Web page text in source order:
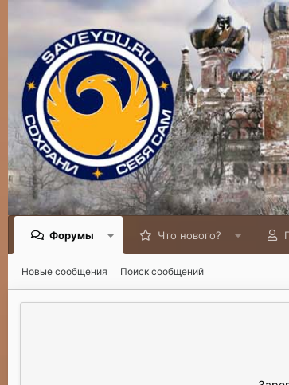
Форумы Что нового?
Новые сообщения Поиск сообщений